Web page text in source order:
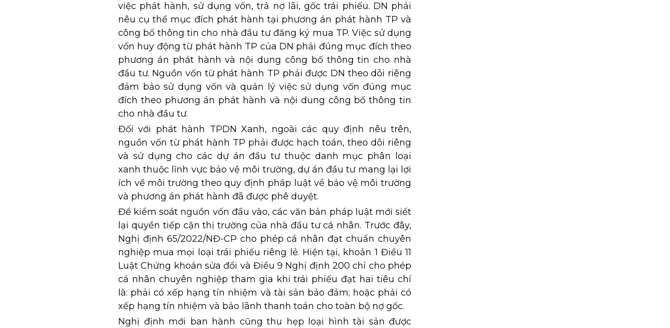
việc phát hành, sử dụng vốn, trả nợ lãi, gốc trái phiếu. DN phải
nêu cụ thể mục đích phát hành tại phương án phát hành TP và
công bố thông tin cho nhà đầu tư đăng ký mua TP. Việc sử dụng
vốn huy động từ phát hành TP của DN phải đúng mục đích theo
phương án phát hành và nội dung công bố thông tin cho nhà
đầu tư. Nguồn vốn từ phát hành TP phải được DN theo dõi riêng
đảm bảo sử dụng vốn và quản lý việc sử dụng vốn đúng mục
đích theo phương án phát hành và nội dung công bố thông tin
cho nhà đầu tư.
Đối với phát hành TPDN Xanh, ngoài các quy định nêu trên,
nguồn vốn từ phát hành TP phải được hạch toán, theo dõi riêng
và sử dụng cho các dự án đầu tư thuộc danh mục phân loại
xanh thuộc lĩnh vực bảo vệ môi trường, dự án đầu tư mang lại lợi
ích về môi trường theo quy định pháp luật về bảo vệ môi trường
và phương án phát hành đã được phê duyệt.
Để kiểm soát nguồn vốn đầu vào, các văn bản pháp luật mới siết
lại quyền tiếp cận thị trường của nhà đầu tư cá nhân. Trước đây,
Nghị định 65/2022/NĐ-CP cho phép cá nhân đạt chuẩn chuyên
nghiệp mua mọi loại trái phiếu riêng lẻ. Hiện tại, khoản 1 Điều 11
Luật Chứng khoán sửa đổi và Điều 9 Nghị định 200 chỉ cho phép
cá nhân chuyên nghiệp tham gia khi trái phiếu đạt hai tiêu chí
là: phải có xếp hạng tín nhiệm và tài sản bảo đảm; hoặc phải có
xếp hạng tín nhiệm và bảo lãnh thanh toán cho toàn bộ nợ gốc.
Nghị định mới ban hành cũng thu hẹp loại hình tài sản được